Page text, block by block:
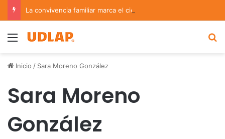
Menu
Inicio / Sara Moreno González
Sara Moreno
González